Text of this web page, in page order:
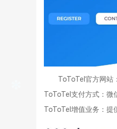
ToToTel官方网站 ：
ToToTel支付方式 ：微
ToToTel增值业务 ：